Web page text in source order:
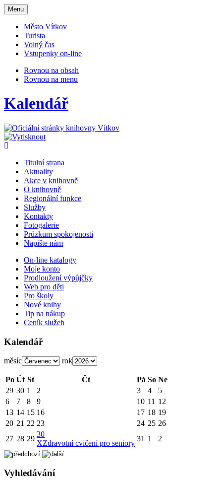
Otevřit
navigaci
Menu
Město Vítkov
Turista
Volný čas
Vstupenky on-line
Rovnou na obsah
Rovnou na menu
Kalendář
Titulní strana
Aktuality
Akce v knihovně
O knihovně
Regionální funkce
Služby
Kontakty
Fotogalerie
Průzkum spokojenosti
Napište nám
On-line katalogy
Moje konto
Prodloužení výpůjčky
Web pro děti
Pro školy
Nové knihy
Tip na nákup
Ceník služeb
Kalendář
měsíc rok
Po Út St Čt Pá So Ne
29 30 1 2 3 4
5
6
7 8 9 10 11 12
13 14 15 16 17 18 19
20 21 22 23 24 25 26
27 28 29
30
XZdravotní cvičení pro seniory
31 1 2
Vyhledávání